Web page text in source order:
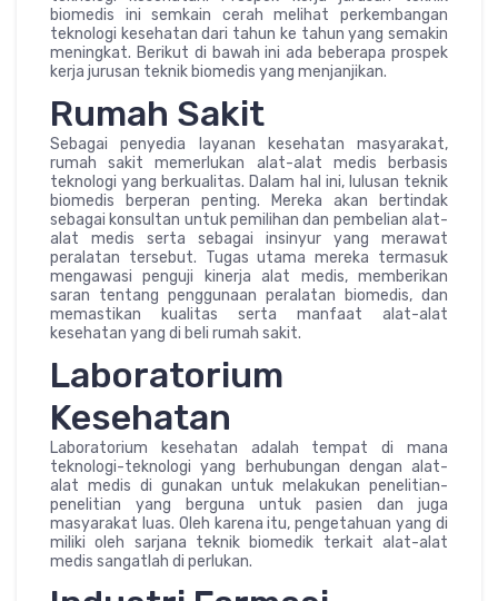
biomedis ini semkain cerah melihat perkembangan
teknologi kesehatan dari tahun ke tahun yang semakin
meningkat. Berikut di bawah ini ada beberapa prospek
kerja jurusan teknik biomedis yang menjanjikan.
Rumah Sakit
Sebagai penyedia layanan kesehatan masyarakat,
rumah sakit memerlukan alat-alat medis berbasis
teknologi yang berkualitas. Dalam hal ini, lulusan teknik
biomedis berperan penting. Mereka akan bertindak
sebagai konsultan untuk pemilihan dan pembelian alat-
alat medis serta sebagai insinyur yang merawat
peralatan tersebut. Tugas utama mereka termasuk
mengawasi penguji kinerja alat medis, memberikan
saran tentang penggunaan peralatan biomedis, dan
memastikan kualitas serta manfaat alat-alat
kesehatan yang di beli rumah sakit.
Laboratorium
Kesehatan
Laboratorium kesehatan adalah tempat di mana
teknologi-teknologi yang berhubungan dengan alat-
alat medis di gunakan untuk melakukan penelitian-
penelitian yang berguna untuk pasien dan juga
masyarakat luas. Oleh karena itu, pengetahuan yang di
miliki oleh sarjana teknik biomedik terkait alat-alat
medis sangatlah di perlukan.